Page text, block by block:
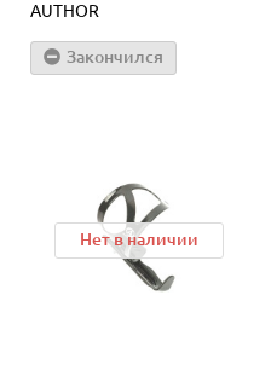
AUTHOR
Закончился
Нет в наличии